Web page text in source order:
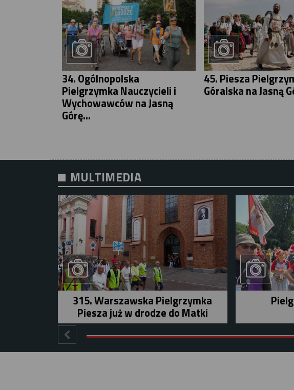
34. Ogólnopolska
Pielgrzymka Nauczycieli i
Wychowawców na Jasną
Górę...
45. Piesza
Góralska na Jasną
MULTIMEDIA
315. Warszawska Pielgrzymka
Piesza już w drodze do Matki